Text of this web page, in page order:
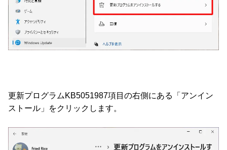
更新プログラムKB5051987項目の右側にある「アンイン
ストール」をクリックします。